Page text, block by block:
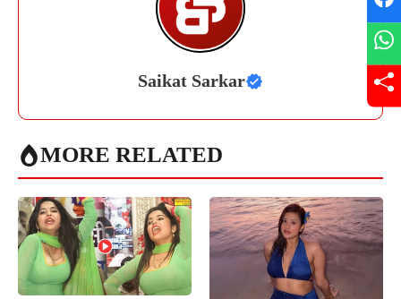
Saikat Sarkar
MORE RELATED